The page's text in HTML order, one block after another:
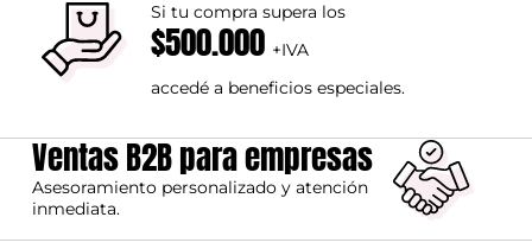
Si tu compra supera los
$500.000 +IVA
accedé a beneficios especiales.
Ventas B2B para empresas
Asesoramiento personalizado y atención
inmediata.